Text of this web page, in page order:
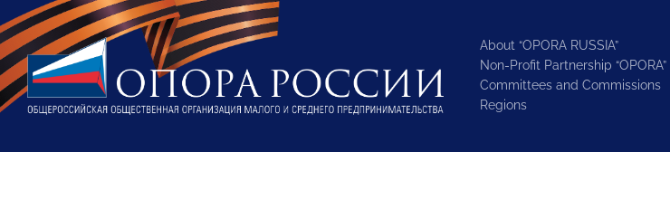
About “OPORA RUSSIA”
Non-Profit Partnership “OPORA”
Committees and Commissions
Regions